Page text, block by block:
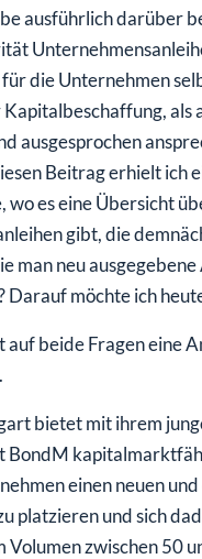
ausführlich darüber
die Unternehmen
als
ausgesprochen
Beitrag erhielt ich
wo es eine Übersicht
gibt, die
man neu
Darauf möchte ich
auf beide Fragen eine
bietet mit ihrem
BondM
einen neuen
platzieren und sich
Volumen zwischen 50